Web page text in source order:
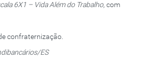
6X1 – Vida Além do Trabalho, com
confraternização.
ES